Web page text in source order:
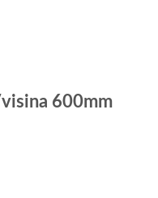
600mm